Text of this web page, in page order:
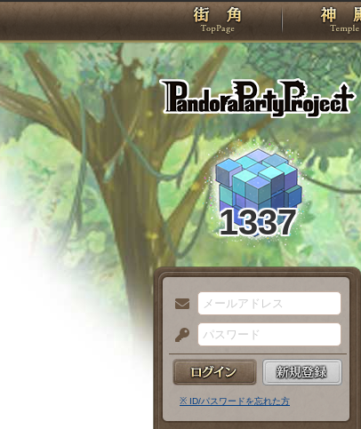
TOP
1337
メ
ー
ル
ア
パ
ス
※ ID/パスワードを忘れた方